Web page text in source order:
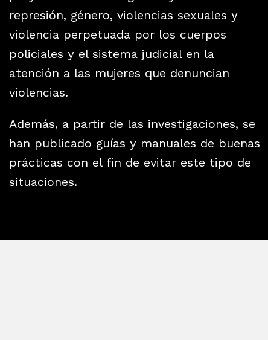
represión, género, violencias sexuales y
violencia perpetuada por los cuerpos
policiales y el sistema judicial en la
atención a las mujeres que denuncian
violencias.
Además, a partir de las investigaciones, se
han publicado guías y manuales de buenas
prácticas con el fin de evitar este tipo de
situaciones.